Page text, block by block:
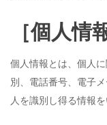
［個人情
個人情報とは、個人
別、電話番号、電子
人を識別し得る情報を